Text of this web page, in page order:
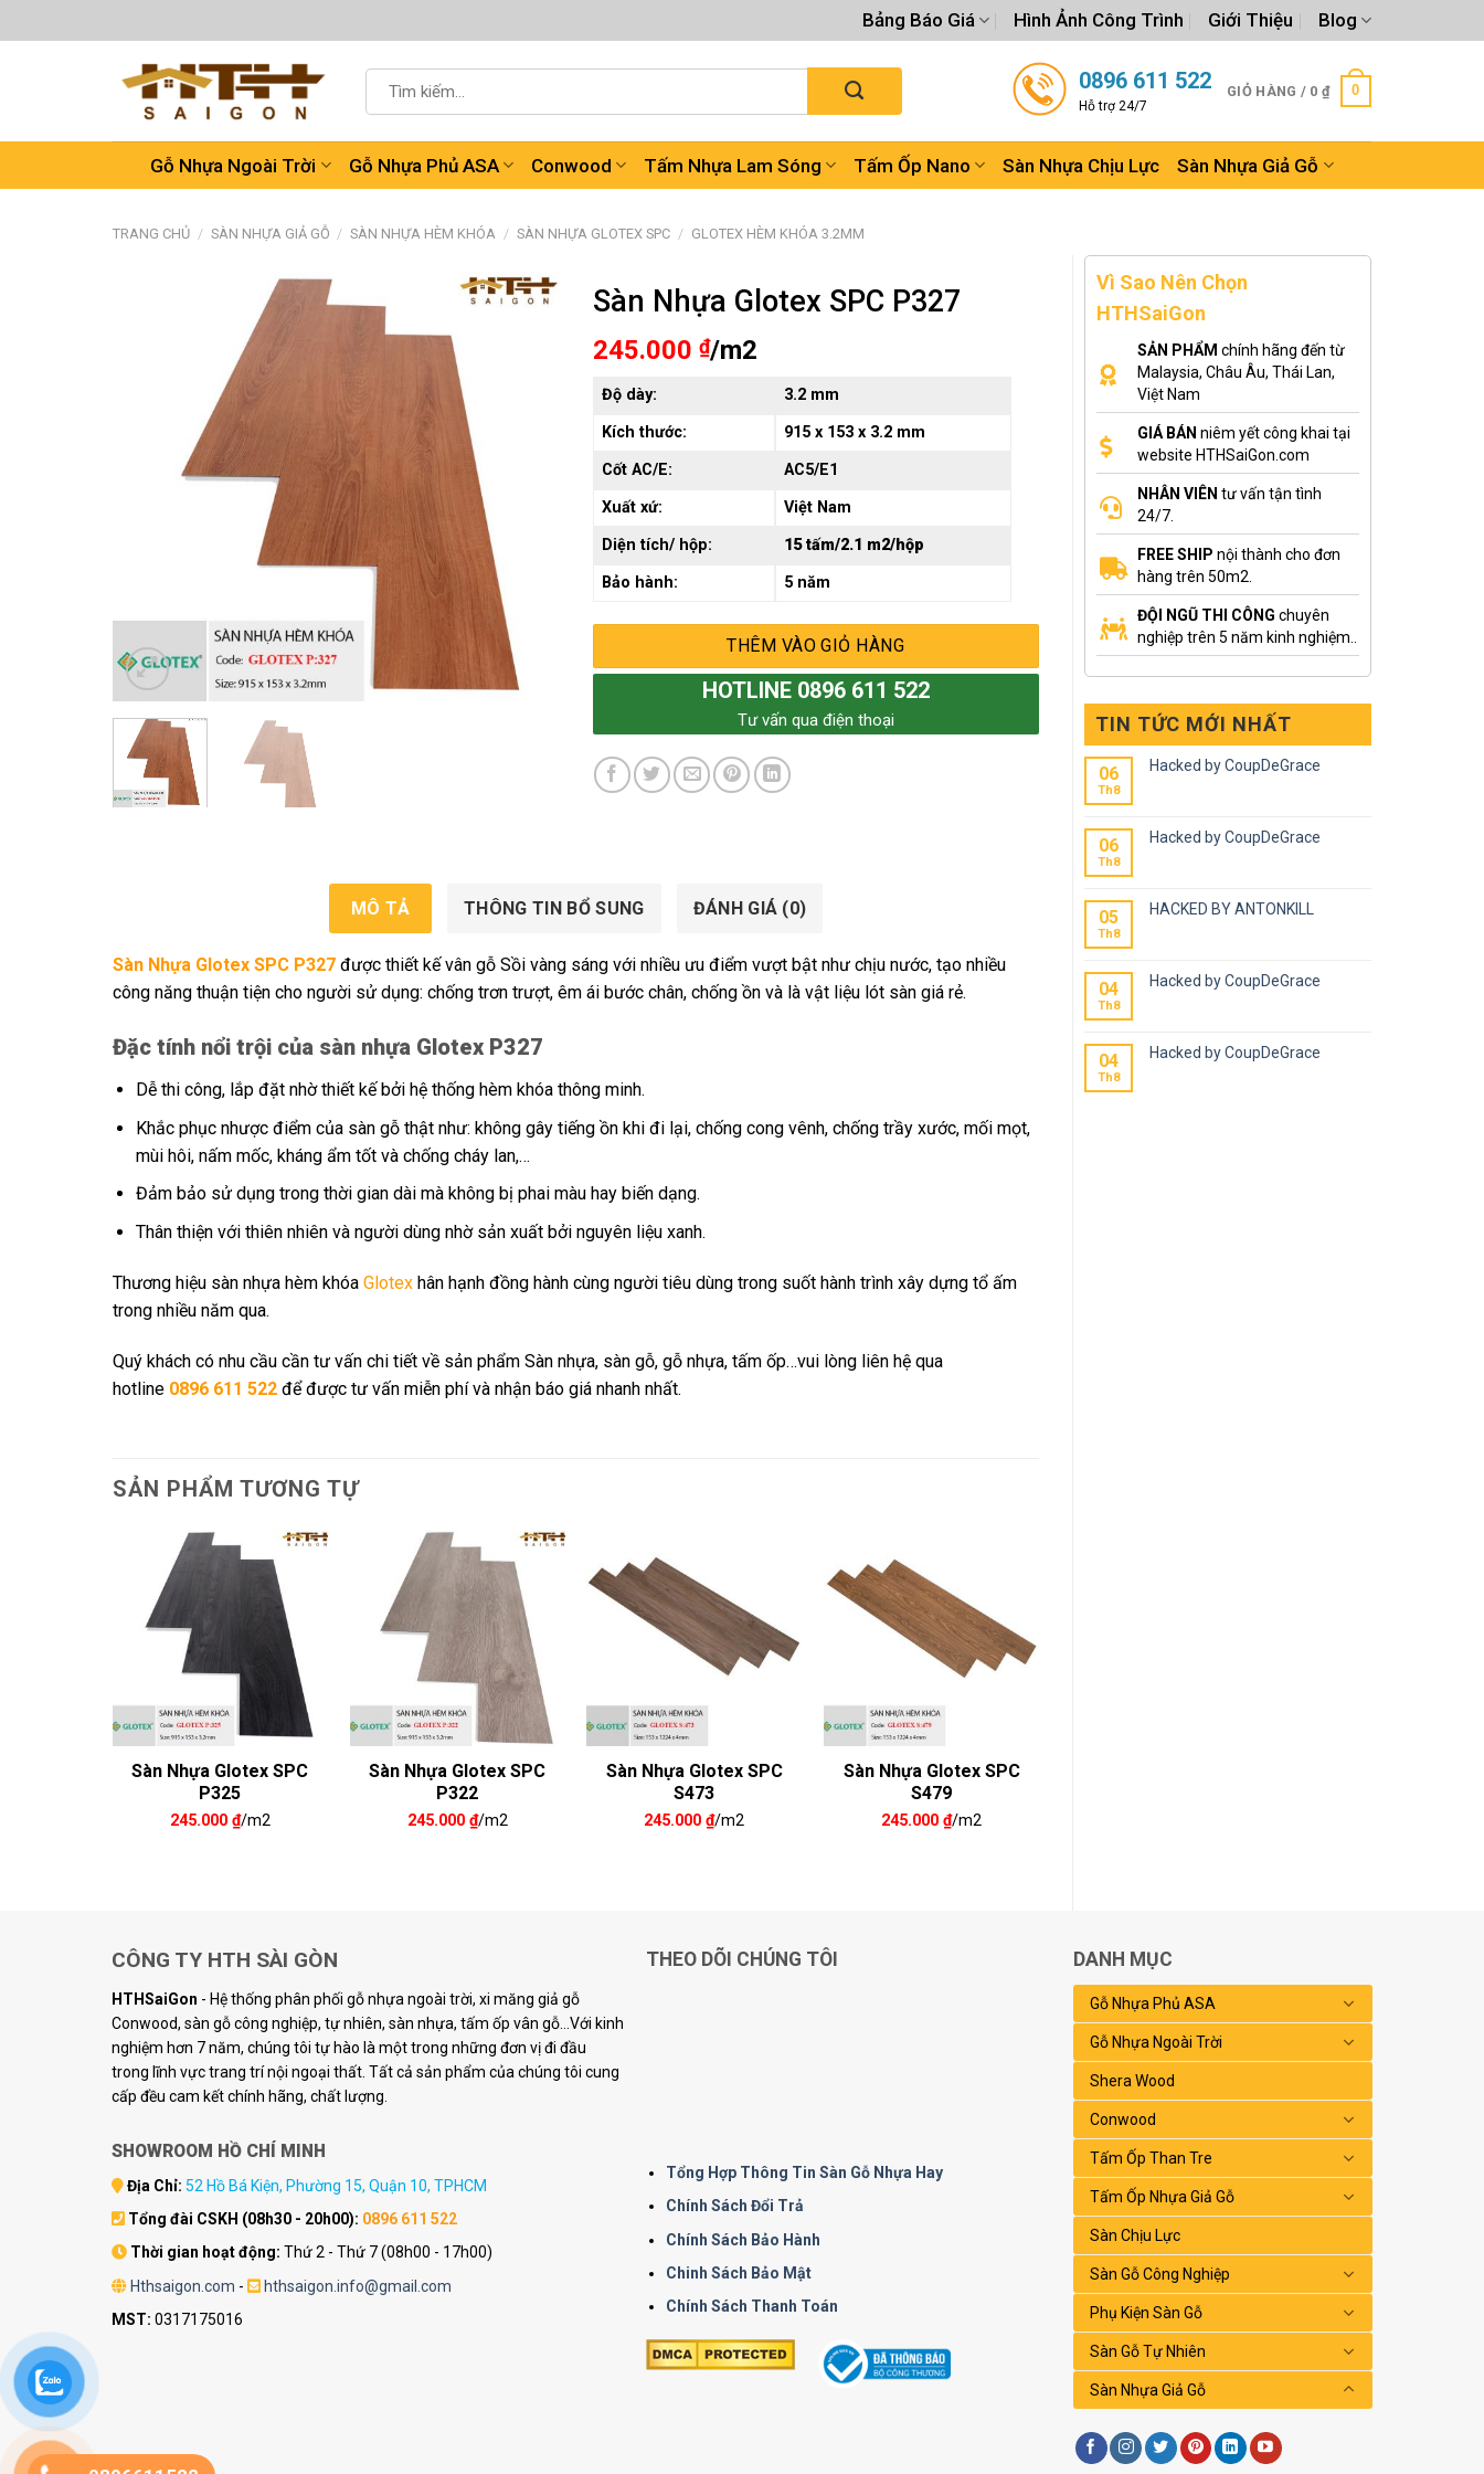
đến
Bảng Báo Giá Hình Ảnh Công Trình Giới Thiệu Blog
kiếm:
0896 611 522
Hỗ trợ 24/7
GIỎ HÀNG / 0 ₫ 0
Gỗ Nhựa Ngoài Trời Gỗ Nhựa Phủ ASA Conwood Tấm Nhựa Lam Sóng Tấm Ốp Nano Sàn Nhựa Chịu Lực Sàn Nhựa Giả Gỗ
TRANG CHỦ / SÀN NHỰA GIẢ GỖ / SÀN NHỰA HÈM KHÓA / SÀN NHỰA GLOTEX SPC / GLOTEX HÈM KHÓA 3.2MM
Vì Sao Nên Chọn
HTHSaiGon
SẢN PHẨM chính hãng đến từ
Malaysia, Châu Âu, Thái Lan,
Việt Nam
GIÁ BÁN niêm yết công khai tại
website HTHSaiGon.com
NHÂN VIÊN tư vấn tận tình
24/7.
FREE SHIP nội thành cho đơn
hàng trên 50m2.
ĐỘI NGŨ THI CÔNG chuyên
nghiệp trên 5 năm kinh nghiệm..
TIN TỨC MỚI NHẤT
06
Th8
Hacked by CoupDeGrace
06
Th8
Hacked by CoupDeGrace
05
Th8
HACKED BY ANTONKILL
04
Th8
Hacked by CoupDeGrace
04
Th8
Hacked by CoupDeGrace
Sàn Nhựa Glotex SPC P327
245.000 ₫/m2
Độ dày:
3.2 mm
Kích thước:
915x 153 x 3.2 mm
Cốt AC/E:
AC5/E1
Xuất xứ:
Việt Nam
Diện tích/ hộp:
15 tấm/2.1 m2/hộp
Bảo hành:
5 năm
THÊM VÀO GIỎ HÀNG
HOTLINE 0896 611 522
Tư vấn qua điện thoại
MÔ TẢ THÔNG TIN BỔ SUNG ĐÁNH GIÁ (0)
Sàn Nhựa Glotex SPC P327 được thiết kế vân gỗ Sồi vàng sáng với nhiều ưu điểm vượt bật như chịu nước, tạo nhiều
công năng thuận tiện cho người sử dụng: chống trơn trượt, êm ái bước chân, chống ồn và là vật liệu lót sàn giá rẻ.
Đặc tính nổi trội của sàn nhựa Glotex P327
Dễ thi công, lắp đặt nhờ thiết kế bởi hệ thống hèm khóa thông minh.
Khắc phục nhược điểm của sàn gỗ thật như: không gây tiếng ồn khi đi lại, chống cong vênh, chống trầy xước, mối mọt,
mùi hôi, nấm mốc, kháng ẩm tốt và chống cháy lan,…
Đảm bảo sử dụng trong thời gian dài mà không bị phai màu hay biến dạng.
Thân thiện với thiên nhiên và người dùng nhờ sản xuất bởi nguyên liệu xanh.
Thương hiệu sàn nhựa hèm khóa Glotex hân hạnh đồng hành cùng người tiêu dùng trong suốt hành trình xây dựng tổ ấm
trong nhiều năm qua.
Quý khách có nhu cầu cần tư vấn chi tiết về sản phẩm Sàn nhựa, sàn gỗ, gỗ nhựa, tấm ốp…vui lòng liên hệ qua
hotline 0896 611 522 để được tư vấn miễn phí và nhận báo giá nhanh nhất.
SẢN PHẨM TƯƠNG TỰ
Sàn Nhựa Glotex SPC
P325
245.000 ₫/m2
Sàn Nhựa Glotex SPC
P322
245.000 ₫/m2
Sàn Nhựa Glotex SPC
S473
245.000₫/m2
Sàn Nhựa Glotex SPC
S479
245.000₫/m2
CÔNG TY HTH SÀI GÒN
HTHSaiGon - Hệ thống phân phối gỗ nhựa ngoài trời, xi măng giả gỗ
Conwood, sàn gỗ công nghiệp, tự nhiên, sàn nhựa, tấm ốp vân gỗ...Với kinh
nghiệm hơn 7 năm, chúng tôi tự hào là một trong những đơn vị đi đầu
trong lĩnh vực trang trí nội ngoại thất. Tất cả sản phẩm của chúng tôi cung
cấp đều cam kết chính hãng, chất lượng.
SHOWROOM HỒ CHÍ MINH
Địa Chỉ: 52 Hồ Bá Kiện, Phường 15, Quận 10, TPHCM
Tổng đài CSKH (08h30 - 20h00): 0896 611 522
Thời gian hoạt động: Thứ 2 - Thứ 7 (08h00 - 17h00)
Hthsaigon.com -
hthsaigon.info@gmail.com
MST: 0317175016
THEO DÕI CHÚNG TÔI
Tổng Hợp Thông Tin Sàn Gỗ Nhựa Hay
Chính Sách Đổi Trả
Chính Sách Bảo Hành
Chinh Sách Bảo Mật
Chính Sách Thanh Toán
DANH MỤC
Gỗ Nhựa Phủ ASA
Gỗ Nhựa Ngoài Trời
Shera Wood
Conwood
Tấm Ốp Than Tre
Tấm Ốp Nhựa Giả Gỗ
Sàn Chịu Lực
Sàn Gỗ Công Nghiệp
Phụ Kiện Sàn Gỗ
Sàn Gỗ Tự Nhiên
Sàn Nhựa Giả Gỗ